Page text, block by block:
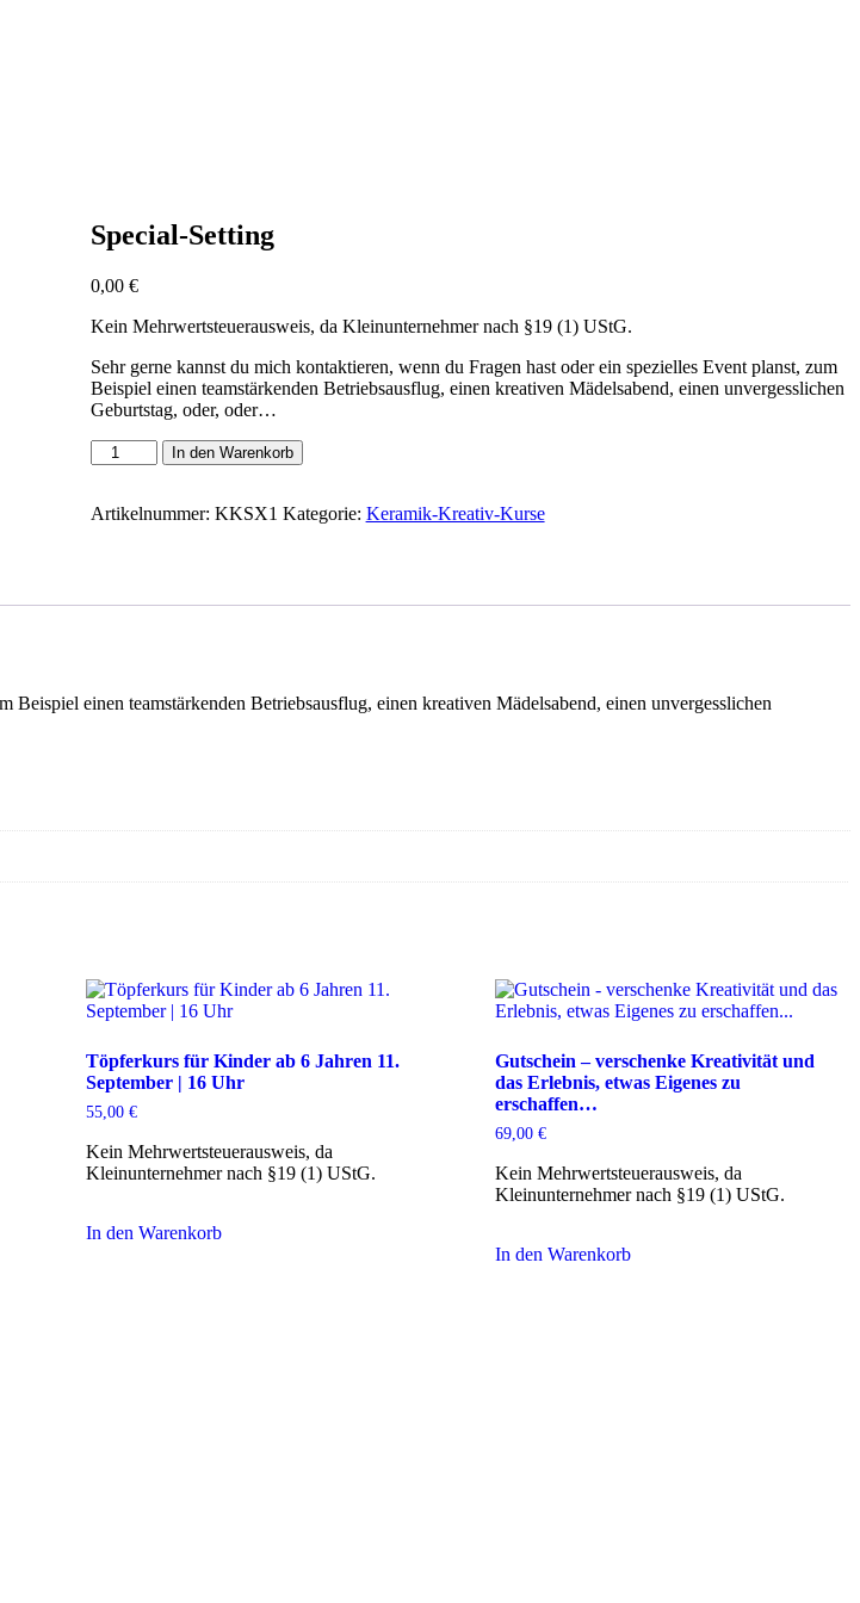
Special-Setting
0,00 €
Kein Mehrwertsteuerausweis, da Kleinunternehmer nach §19 (1) UStG.
Sehr gerne kannst du mich kontaktieren, wenn du Fragen hast oder ein spezielles Event planst, zum
Beispiel einen teamstärkenden Betriebsausflug, einen kreativen Mädelsabend, einen unvergesslichen
Geburtstag, oder, oder…
Special-
Setting
In den Warenkorb
Artikelnummer: KKSX1 Kategorie: Keramik-Kreativ-Kurse
einen teamstärkenden Betriebsausflug, einen kreativen Mädelsabend, einen unvergesslichen
Töpferkurs für Kinder ab 6 Jahren 11.
September | 16 Uhr
55,00 €
Kein Mehrwertsteuerausweis, da
Kleinunternehmer nach §19 (1) UStG.
In den Warenkorb
Gutschein – verschenke Kreativität und
das Erlebnis, etwas Eigenes zu
erschaffen…
69,00 €
Kein Mehrwertsteuerausweis, da
Kleinunternehmer nach §19 (1) UStG.
In den Warenkorb